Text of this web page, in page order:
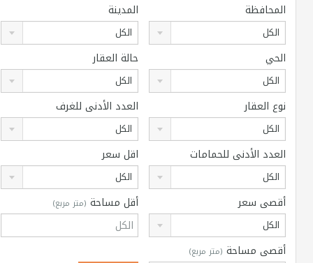
المحافظة
الكل
المدينة
الكل
الحي
الكل
حالة العقار
الكل
نوع العقار
الكل
العدد الأدنى للغرف
الكل
العدد الأدنى للحمامات
الكل
اقل سعر
الكل
أقصى سعر
الكل
أقل مساحة(متر مربع)
أقصى مساحة(متر مربع)